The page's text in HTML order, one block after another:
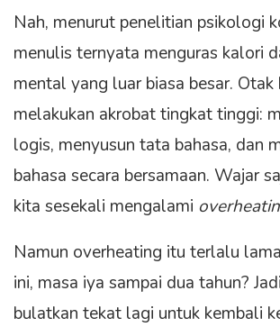
Nah, menurut penelitian psikologi
menulis ternyata menguras kalori
mental yang luar biasa besar. Otak
melakukan akrobat tingkat tinggi:
logis, menyusun tata bahasa, dan
bahasa secara bersamaan. Wajar
kita sesekali mengalami
Namun overheating itu terlalu
ini, masa iya sampai dua tahun?
bulatkan tekat lagi untuk kembali